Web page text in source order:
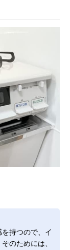
持つので、イ
のためには、